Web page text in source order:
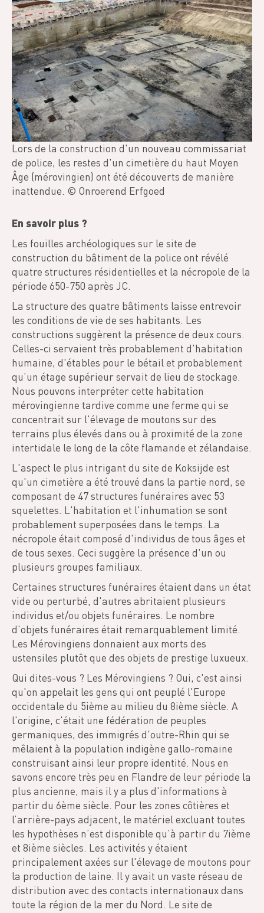
Lors de la construction d'un nouveau commissariat
de police, les restes d'un cimetière du haut Moyen
Âge (mérovingien) ont été découverts de manière
inattendue. © Onroerend Erfgoed
En savoir plus ?
Les fouilles archéologiques sur le site de
construction du bâtiment de la police ont révélé
quatre structures résidentielles et la nécropole de la
période 650-750 après JC.
La structure des quatre bâtiments laisse entrevoir
les conditions de vie de ses habitants. Les
constructions suggèrent la présence de deux cours.
Celles-ci servaient très probablement d'habitation
humaine, d'étables pour le bétail et probablement
qu’un étage supérieur servait de lieu de stockage.
Nous pouvons interpréter cette habitation
mérovingienne tardive comme une ferme qui se
concentrait sur l'élevage de moutons sur des
terrains plus élevés dans ou à proximité de la zone
intertidale le long de la côte flamande et zélandaise.
L'aspect le plus intrigant du site de Koksijde est
qu'un cimetière a été trouvé dans la partie nord, se
composant de 47 structures funéraires avec 53
squelettes. L'habitation et l'inhumation se sont
probablement superposées dans le temps. La
nécropole était composé d'individus de tous âges et
de tous sexes. Ceci suggère la présence d'un ou
plusieurs groupes familiaux.
Certaines structures funéraires étaient dans un état
vide ou perturbé, d'autres abritaient plusieurs
individus et/ou objets funéraires. Le nombre
d’objets funéraires était remarquablement limité.
Les Mérovingiens donnaient aux morts des
ustensiles plutôt que des objets de prestige luxueux.
Qui dites-vous ? Les Mérovingiens ? Oui, c'est ainsi
qu'on appelait les gens qui ont peuplé l'Europe
occidentale du 5ième au milieu du 8ième siècle. A
l'origine, c'était une fédération de peuples
germaniques, des immigrés d'outre-Rhin qui se
mêlaient à la population indigène gallo-romaine
construisant ainsi leur propre identité. Nous en
savons encore très peu en Flandre de leur période la
plus ancienne, mais il y a plus d'informations à
partir du 6ème siècle. Pour les zones côtières et
l’arrière-pays adjacent, le matériel excluant toutes
les hypothèses n’est disponible qu’à partir du 7ième
et 8ième siècles. Les activités y étaient
principalement axées sur l'élevage de moutons pour
la production de laine. Il y avait un vaste réseau de
distribution avec des contacts internationaux dans
toute la région de la mer du Nord. Le site de